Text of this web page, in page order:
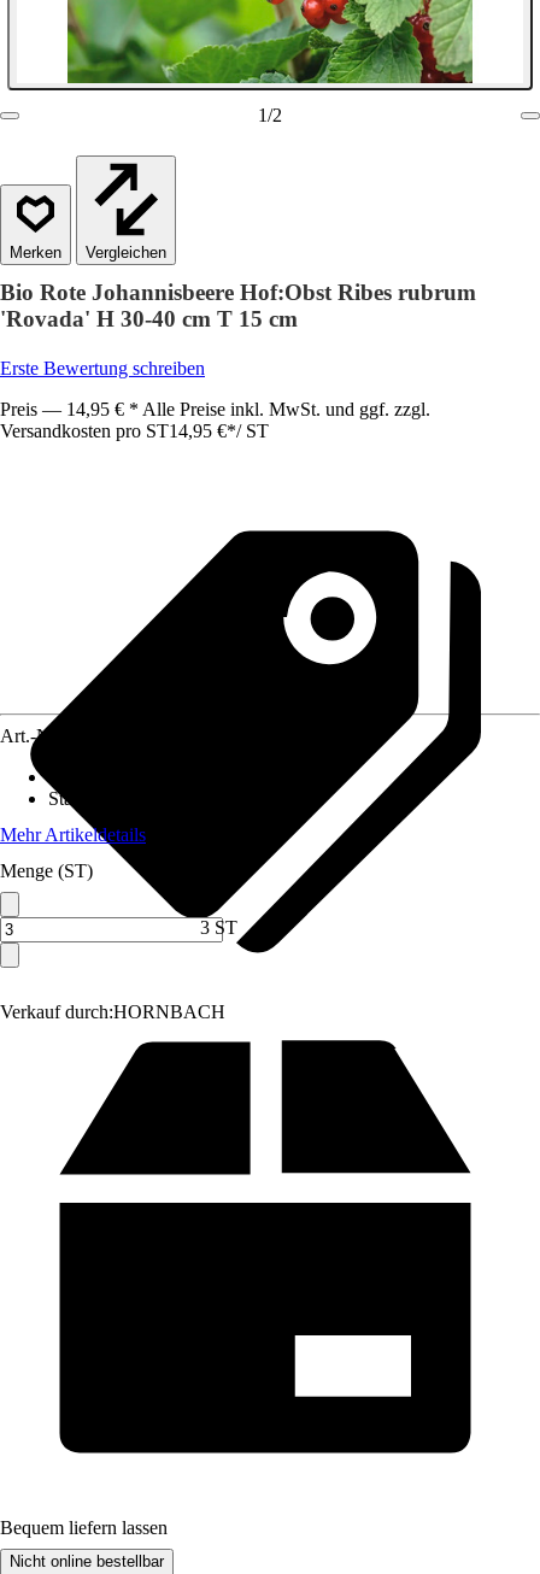
1/2
Vergleichen
Bio Rote Johannisbeere Hof:Obst Ribes rubrum
'Rovada' H 30-40 cm T 15 cm
Erste Bewertung schreiben
Preis — 14,95 € * Alle Preise inkl. MwSt. und ggf. zzgl.
Versandkosten pro ST14,95 €*/ ST
Verkauf durch:HORNBACH
Art.-Nr.
Standort
Mehr Artikeldetails
Menge (ST)
3 ST
Bequem liefern lassen
Nicht online bestellbar